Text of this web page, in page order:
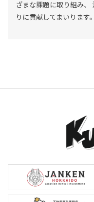
ざまな課題に取り組み、
りに貢献してまいります。